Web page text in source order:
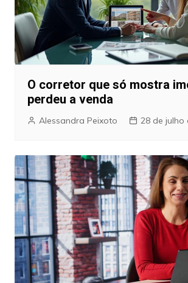
O corretor que só mostra
perdeu a venda
Alessandra Peixoto 28 de julho